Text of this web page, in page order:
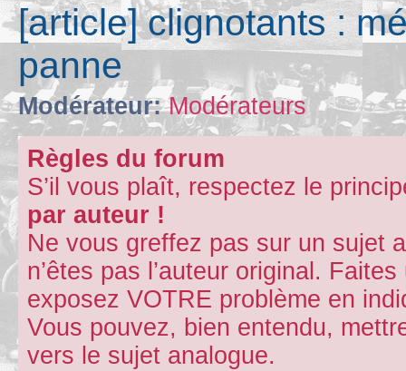
[article] clignotants :
panne
Modérateur: Modérateurs
Règles du forum
S’il vous plaît, respectez le
par auteur !
Ne vous greffez pas sur un sujet
n’êtes pas l’auteur original.
exposez VOTRE problème en
Vous pouvez, bien entendu,
vers le sujet analogue.